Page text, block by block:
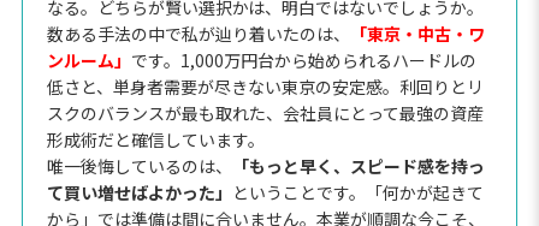
なる。どちらが賢い選択かは、明白ではないでしょうか。
数ある手法の中で私が辿り着いたのは、
「東京・中古・ワ
ンルーム」 です。1,000万円台から始められるハードルの
低さと、単身者需要が尽きない東京の安定感。利回りとリ
スクのバランスが最も取れた、会社員にとって最強の資産
形成術だと確信しています。
唯一後悔しているのは、
「もっと早く、スピード感を持っ
て買い増せばよかった」 ということです。「何かが起きて
から」では準備は間に合いません。本業が順調な今こそ、